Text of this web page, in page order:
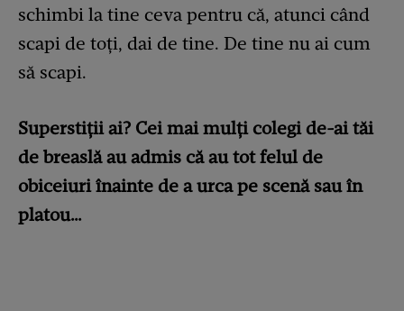
schimbi la tine ceva pentru că, atunci când
scapi de toți, dai de tine. De tine nu ai cum
să scapi.
Superstiții ai? Cei mai mulți colegi de-ai tăi
de breaslă au admis că au tot felul de
obiceiuri înainte de a urca pe scenă sau în
platou…